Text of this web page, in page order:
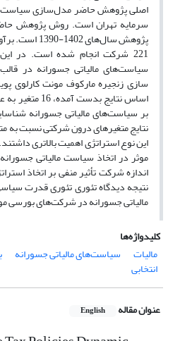
اصلی پژوهش حاضر مدل‌سازی
سرمایه تهران است. روش پژوهش
پژوهش‌ سال‌های
سیاست‌های مالیاتی جسورانه در
سازی زنجیره مارکوف مونت کارلوی
اساس نتایج
بر سیاست‌های مالیاتی جسورانه
نتایج متغیرهای درون شرکتی نسبت به
این نوع استراتژی اهمیت بالاتری
موثر در اتخاذ سیاست مالیاتی
اندازه شرکت تأثیر منفی بر اتخاذ
نتیجه دیدگاه تئوری تئوری قدرت
مالیاتی جسورانه در شرکت‌های بورسی
کلیدواژه‌ها
مالیات
سیاست‌های مالیاتی جسورانه
انتخابی
عنوان مقاله English